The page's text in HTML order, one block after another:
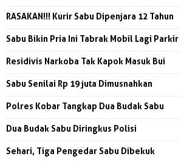
RASAKAN!!! Kurir Sabu Dipenjara 12 Tahun
Sabu Bikin Pria Ini Tabrak Mobil Lagi Parkir
Residivis Narkoba Tak Kapok Masuk Bui
Sabu Senilai Rp 19 juta Dimusnahkan
Polres Kobar Tangkap Dua Budak Sabu
Dua Budak Sabu Diringkus Polisi
Sehari, Tiga Pengedar Sabu Dibekuk